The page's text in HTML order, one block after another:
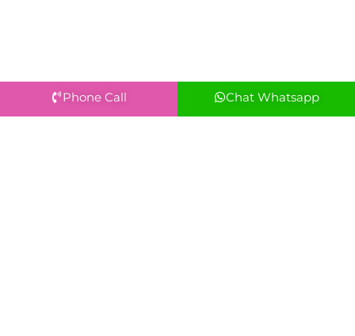
Phone Call Chat Whatsapp